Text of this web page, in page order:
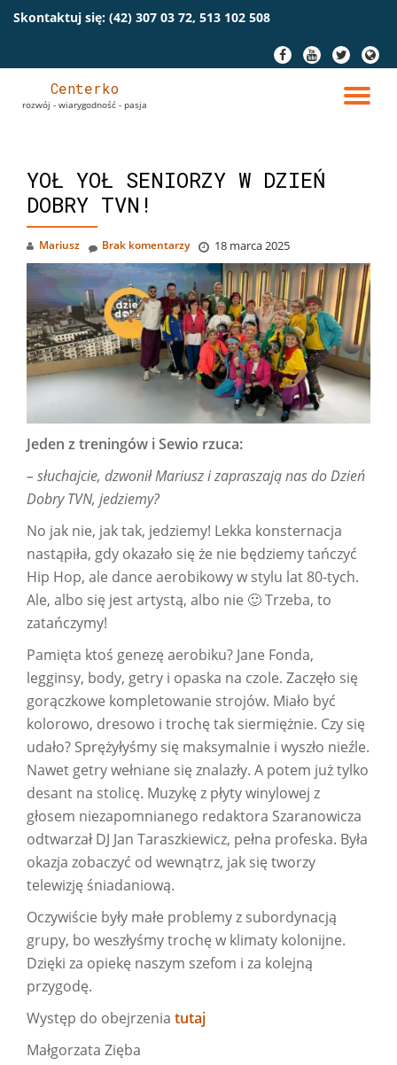
Skontaktuj się: (42) 307 03 72, 513 102 508
fa-
facebook
fa-
youtube
fa-
twitter
fa-
globe
Centerko
rozwój - wiarygodność - pasja
YOŁ YOŁ SENIORZY W DZIEŃ
DOBRY TVN!
Mariusz 18 marca 2025
Brak komentarzy
Jeden z treningów i Sewio rzuca:
– słuchajcie, dzwonił Mariusz i zapraszają nas do Dzień
Dobry TVN, jedziemy?
No jak nie, jak tak, jedziemy! Lekka konsternacja
nastąpiła, gdy okazało się że nie będziemy tańczyć
Hip Hop, ale dance aerobikowy w stylu lat 80-tych.
Ale, albo się jest artystą, albo nie 🙂 Trzeba, to
zatańczymy!
Pamięta ktoś genezę aerobiku? Jane Fonda,
legginsy, body, getry i opaska na czole. Zaczęło się
gorączkowe kompletowanie strojów. Miało być
kolorowo, dresowo i trochę tak siermiężnie. Czy się
udało? Sprężyłyśmy się maksymalnie i wyszło nieźle.
Nawet getry wełniane się znalazły. A potem już tylko
desant na stolicę. Muzykę z płyty winylowej z
głosem niezapomnianego redaktora Szaranowicza
odtwarzał DJ Jan Taraszkiewicz, pełna profeska. Była
okazja zobaczyć od wewnątrz, jak się tworzy
telewizję śniadaniową.
Oczywiście były małe problemy z subordynacją
grupy, bo weszłyśmy trochę w klimaty kolonijne.
Dzięki za opiekę naszym szefom i za kolejną
przygodę.
Występ do obejrzenia tutaj
Małgorzata Zięba